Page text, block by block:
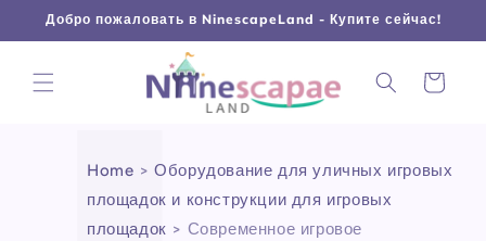
контенту
Добро пожаловать в NinescapeLand - Купите сейчас!
Корзина
Home >Оборудование для уличных игровых
площадок и конструкции для игровых
площадок > Современное игровое